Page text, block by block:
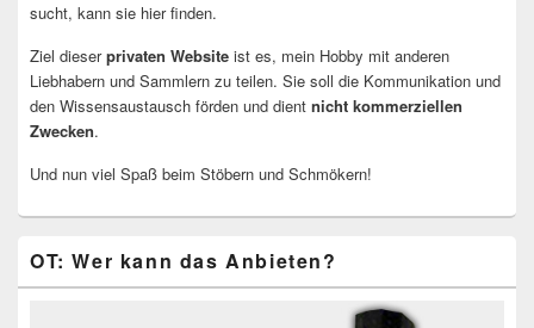
sucht, kann sie hier finden.
Ziel dieserprivaten Website ist es, mein Hobby mit anderen
Liebhabern und Sammlern zu teilen. Sie soll die Kommunikation und
den Wissensaustausch förden und dient nicht kommerziellen
Zwecken.
Und nun viel Spaß beim Stöbern und Schmökern!
OT: Wer kann das Anbieten?